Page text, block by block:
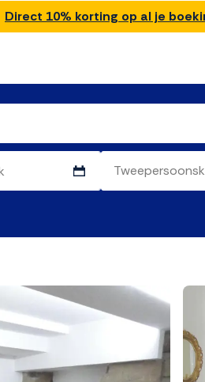
Direct 10% korting op al je